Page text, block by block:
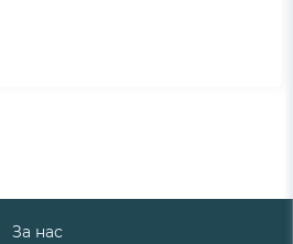
За нас